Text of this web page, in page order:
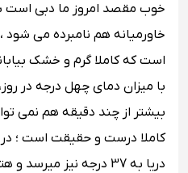
خوب مقصد امروز ما دبی
خاورمیانه هم نامبرده می شود
است که کاملا گرم و خشک
با میزان دمای چهل درجه در
بیشتر از چند دقیقه هم نمی
کاملا درست و حقیقت است ؛
دریا به 37 درجه نیز